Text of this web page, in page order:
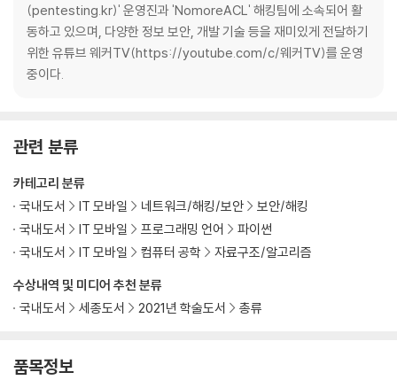
3.8 클래스
3.9 종합 예제
CHAPTER 04 네트워크 해킹
4.2 IP/ICMP
4.3 TCP/UDP
4.4 비동기를 이용한 스캐너 구현
CHAPTER 05 웹 크롤링
5.1 웹 구성 요소
5.2 HTTP
5.3 Requests 모듈을 이용한 자동화
(pentesting.kr)' 운영진과 'NomoreACL' 해킹팀에 소속되어 활
동하고 있으며, 다양한 정보 보안, 개발 기술 등을 재미있게 전달하기
위한 유튜브 웨커TV(https://youtube.com/c/웨커TV)를 운영
중이다.
관련 분류
수상내역 및 미디어 추천 분류
국내도서
세종도서 2021년 학술도서 총류
카테고리 분류
국내도서
IT 모바일 네트워크/해킹/보안
보안/해킹
국내도서
IT 모바일 프로그래밍 언어
파이썬
국내도서
IT 모바일 컴퓨터 공학 자료구조/알고리즘
품목정보